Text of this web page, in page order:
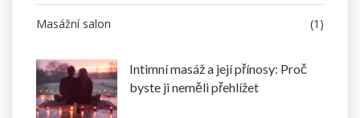
Masážní salon (1)
Intimní masáž a její přínosy: Proč
byste ji neměli přehlížet